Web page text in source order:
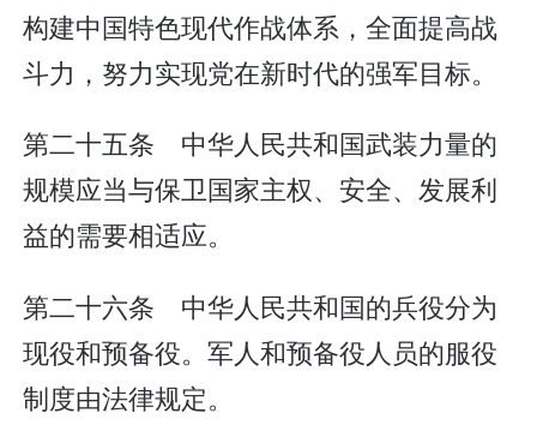
构建中国特色现代作战体系，全面提高战
斗力，努力实现党在新时代的强军目标。
第二十五条 中华人民共和国武装力量的
规模应当与保卫国家主权、安全、发展利
益的需要相适应。
第二十六条 中华人民共和国的兵役分为
现役和预备役。军人和预备役人员的服役
制度由法律规定。